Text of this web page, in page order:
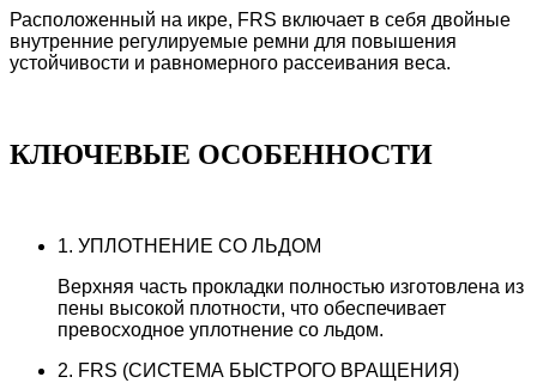
Расположенный на икре, FRS включает в себя двойные
внутренние регулируемые ремни для повышения
устойчивости и равномерного рассеивания веса.
КЛЮЧЕВЫЕ ОСОБЕННОСТИ
1. УПЛОТНЕНИЕ СО ЛЬДОМ
Верхняя часть прокладки полностью изготовлена из
пены высокой плотности, что обеспечивает
превосходное уплотнение со льдом.
2. FRS (СИСТЕМА БЫСТРОГО ВРАЩЕНИЯ)